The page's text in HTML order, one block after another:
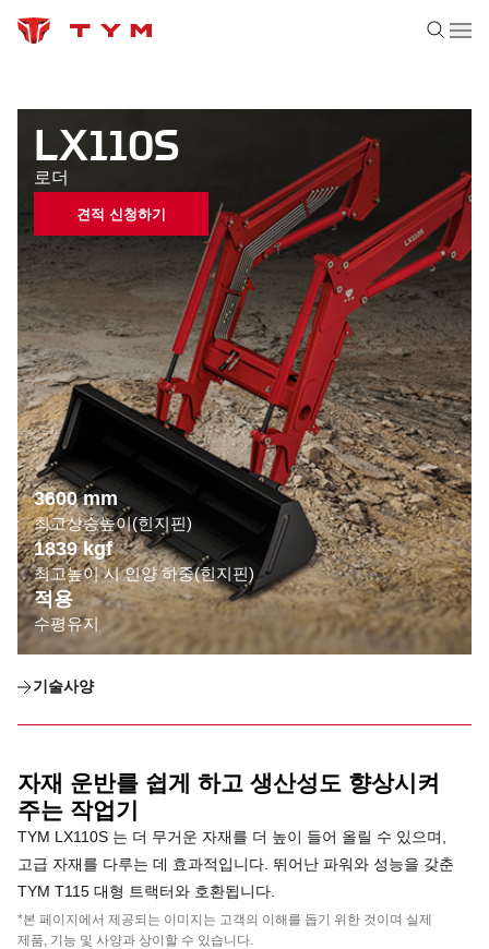
LX110S
로더
견적 신청하기
3600 mm
최고상승높이(힌지핀)
1839 kgf
최고높이 시 인양 하중(힌지핀)
적용
수평유지
기술사양
자재 운반를 쉽게 하고 생산성도 향상시켜
주는 작업기
TYM LX110S 는 더 무거운 자재를 더 높이 들어 올릴 수 있으며,
고급 자재를 다루는 데 효과적입니다. 뛰어난 파워와 성능을 갖춘
TYM T115 대형 트랙터와 호환됩니다.
*본 페이지에서 제공되는 이미지는 고객의 이해를 돕기 위한 것이며 실제
제품, 기능 및 사양과 상이할 수 있습니다.